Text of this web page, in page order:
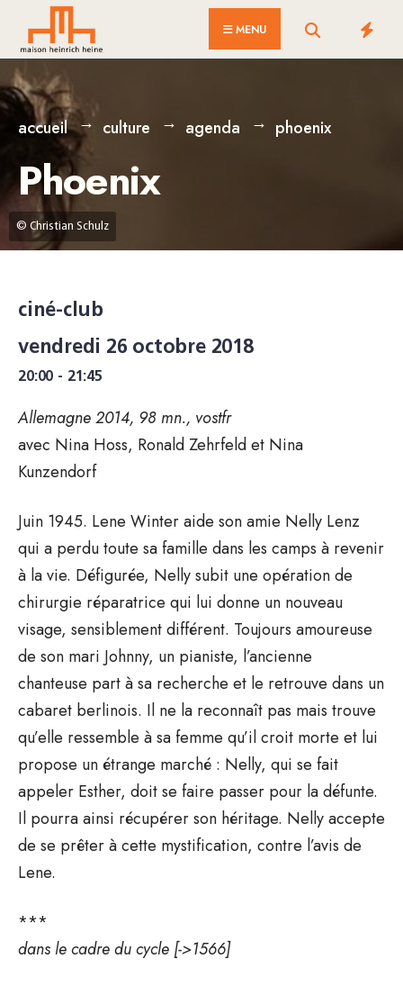
content
MENU
© Christian Schulz
accueil culture agenda phoenix
Phoenix
ciné-club
vendredi 26 octobre 2018
20:00 - 21:45
Allemagne 2014, 98 mn., vostfr
avec Nina Hoss, Ronald Zehrfeld et Nina
Kunzendorf
Juin 1945. Lene Winter aide son amie Nelly Lenz
qui a perdu toute sa famille dans les camps à revenir
à la vie. Défigurée, Nelly subit une opération de
chirurgie réparatrice qui lui donne un nouveau
visage, sensiblement différent. Toujours amoureuse
de son mari Johnny, un pianiste, l’ancienne
chanteuse part à sa recherche et le retrouve dans un
cabaret berlinois. Il ne la reconnaît pas mais trouve
qu’elle ressemble à sa femme qu’il croit morte et lui
propose un étrange marché : Nelly, qui se fait
appeler Esther, doit se faire passer pour la défunte.
Il pourra ainsi récupérer son héritage. Nelly accepte
de se prêter à cette mystification, contre l’avis de
Lene.
***
dans le cadre du cycle [->1566]